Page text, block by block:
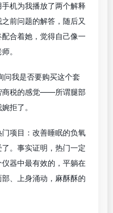
机为我播放了两个解释
前问题的解答，随后又
合着她，觉得自己像一
。
问我是否要购买这个套
商税的感觉——所谓腿部
拒了。
项目：改善睡眠的负氧
。事实证明，热门一定
器中最有效的，平躺在
、上身涌动，麻酥酥的